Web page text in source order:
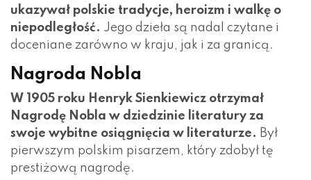
ukazywał polskie tradycje, heroizm i walkę o
niepodległość. Jego dzieła są nadal czytane i
doceniane zarówno w kraju, jak i za granicą.
Nagroda Nobla
W 1905 roku Henryk Sienkiewicz otrzymał
Nagrodę Nobla w dziedzinie literatury za
swoje wybitne osiągnięcia w literaturze. Był
pierwszym polskim pisarzem, który zdobył tę
prestiżową nagrodę.